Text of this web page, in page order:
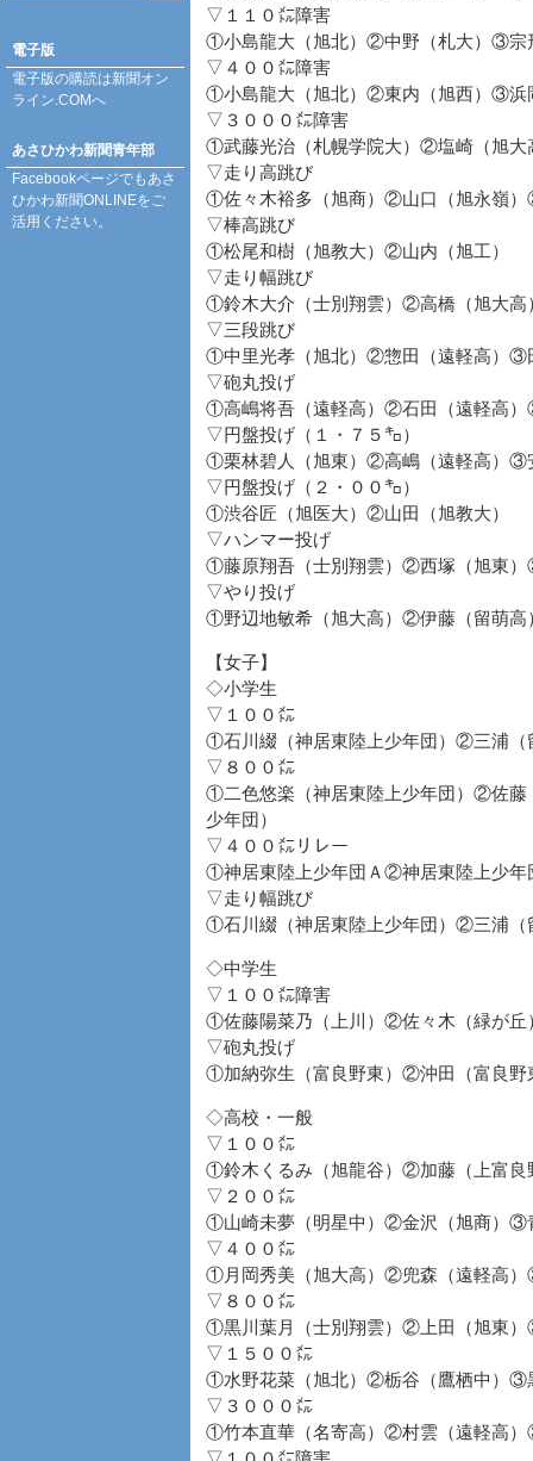
▽１１０㍍障害
①小島龍大（旭北）②中野（札大）③宗
▽４００㍍障害
①小島龍大（旭北）②東内（旭西）③浜
▽３０００㍍障害
①武藤光治（札幌学院大）②塩崎（旭
▽走り高跳び
①佐々木裕多（旭商）②山口（旭永嶺
▽棒高跳び
①松尾和樹（旭教大）②山内（旭工）
▽走り幅跳び
①鈴木大介（士別翔雲）②高橋（旭大
▽三段跳び
①中里光孝（旭北）②惣田（遠軽高）③
▽砲丸投げ
①高嶋将吾（遠軽高）②石田（遠軽高
▽円盤投げ（１・７５㌔）
①栗林碧人（旭東）②高嶋（遠軽高）③
▽円盤投げ（２・００㌔）
①渋谷匠（旭医大）②山田（旭教大）
▽ハンマー投げ
①藤原翔吾（士別翔雲）②西塚（旭東
▽やり投げ
①野辺地敏希（旭大高）②伊藤（留萌
【女子】
◇小学生
▽１００㍍
①石川綴（神居東陸上少年団）②三浦
▽８００㍍
①二色悠楽（神居東陸上少年団）②佐
少年団）
▽４００㍍リレー
①神居東陸上少年団Ａ②神居東陸上少年
▽走り幅跳び
①石川綴（神居東陸上少年団）②三浦
◇中学生
▽１００㍍障害
①佐藤陽菜乃（上川）②佐々木（緑が
▽砲丸投げ
①加納弥生（富良野東）②沖田（富良
◇高校・一般
▽１００㍍
①鈴木くるみ（旭龍谷）②加藤（上富
▽２００㍍
①山崎未夢（明星中）②金沢（旭商）③
▽４００㍍
①月岡秀美（旭大高）②兜森（遠軽高
▽８００㍍
①黒川葉月（士別翔雲）②上田（旭東
▽１５００㍍
①水野花菜（旭北）②栃谷（鷹栖中）③
▽３０００㍍
①竹本直華（名寄高）②村雲（遠軽高
電子版
電子版の購読は新聞オン
ライン.COMへ
あさひかわ新聞青年部
Facebookページでもあさ
ひかわ新聞ONLINEをご
活用ください。